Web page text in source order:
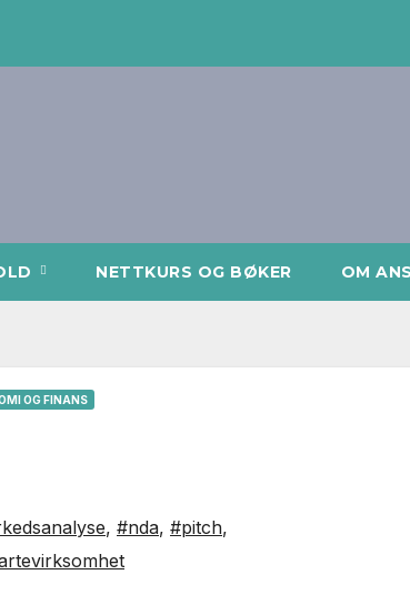
NETTKURS OG BØKER OM
OG FINANS
, #nda, #pitch,